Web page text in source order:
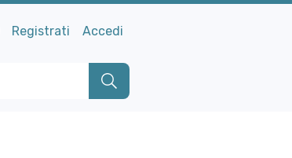
Registrati Accedi